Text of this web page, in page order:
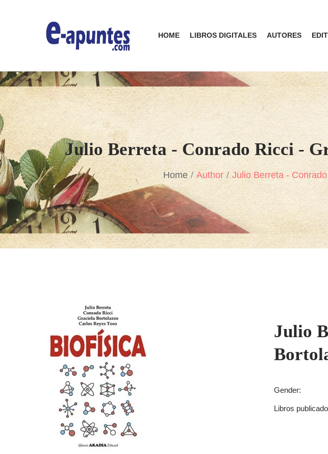
HOME LIBROS DIGITALES AUTORES
Julio Berreta - Conrado Ricci -
Home Author Julio Berreta -
Julio
Gender:
Libros